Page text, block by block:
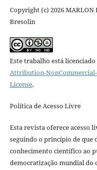
Copyright (c) 2026 MARLON
Bresolin
Este trabalho está
Attribution-
License.
Política de Acesso Livre
Esta revista oferece acesso
seguindo o princípio de
conhecimento científico ao
democratização mundial do